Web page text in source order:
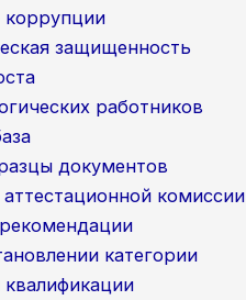
коррупции
защищенность
работников
документов
комиссии
категории